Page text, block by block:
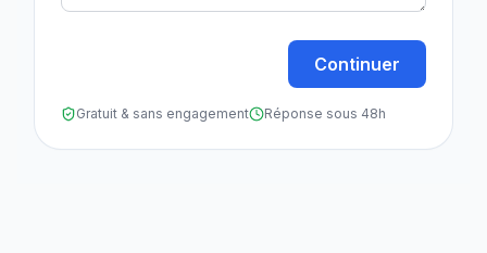
Continuer
Gratuit & sans engagement Réponse sous 48h